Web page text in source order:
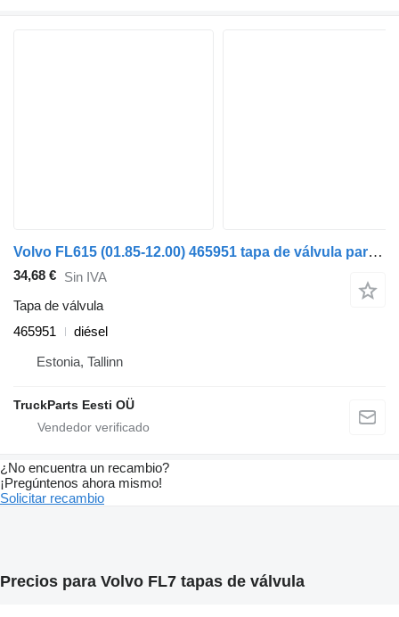
Volvo FL615 (01.85-12.00) 465951 tapa de válvula para Volvo FL, FL6, FL7, FL10, FL12, FS718 (1985-2005) cabeza tractora
34,68 € Sin IVA
Tapa de válvula
465951
diésel
Estonia, Tallinn
TruckParts Eesti OÜ
¿No encuentra un recambio?
¡Pregúntenos ahora mismo!
Solicitar recambio
Precios para Volvo FL7 tapas de válvula